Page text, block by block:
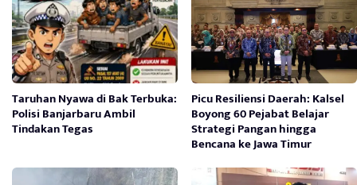
Taruhan Nyawa di Bak Terbuka:
Polisi Banjarbaru Ambil
Tindakan Tegas
Picu Resiliensi Daerah: Kalsel
Boyong 60 Pejabat Belajar
Strategi Pangan hingga
Bencana ke Jawa Timur